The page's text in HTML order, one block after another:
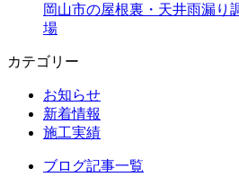
岡山市の屋根裏・天井雨漏り
場
カテゴリー
お知らせ
新着情報
施工実績
ブログ記事一覧